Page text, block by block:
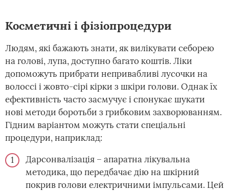
Косметичні і фізіопроцедури
Людям, які бажають знати, як вилікувати себорею
на голові, лупа, доступно багато коштів. Ліки
допоможуть прибрати непривабливі лусочки на
волоссі і жовто-сірі кірки з шкіри голови. Однак їх
ефективність часто засмучує і спонукає шукати
нові методи боротьби з грибковим захворюванням.
Гідним варіантом можуть стати спеціальні
процедури, наприклад:
Дарсонвалізація – апаратна лікувальна
методика, що передбачає дію на шкірний
покрив голови електричними імпульсами. Цей